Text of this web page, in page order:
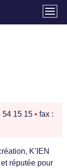
54 15 15 • fax :
K’IEN
réputée pour